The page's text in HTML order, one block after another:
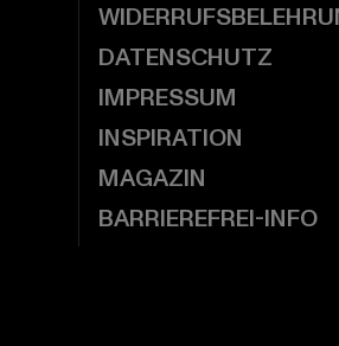
DATENSCHUTZ
IMPRESSUM
INSPIRATION
MAGAZIN
BARRIEREFREI-INFO